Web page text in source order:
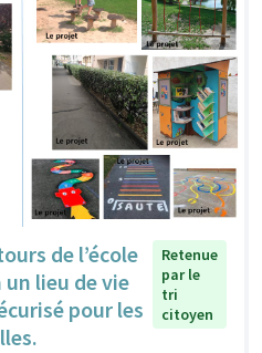
de l’école
un lieu de vie
pour les
Retenue
par le
tri
citoyen